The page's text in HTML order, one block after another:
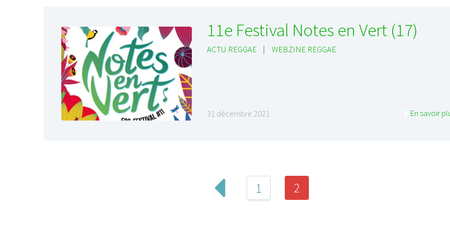
11e Festival Notes en Vert (17)
ACTU REGGAE | WEBZINE REGGAE
31 décembre 2021 En savoir
1 2